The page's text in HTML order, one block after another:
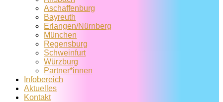
Aschaffenburg
Bayreuth
Erlangen/Nürnberg
München
Regensburg
Schweinfurt
Würzburg
Partner*innen
Infobereich
Aktuelles
Kontakt